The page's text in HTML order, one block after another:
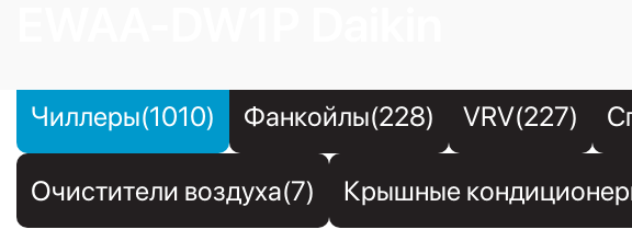
Чиллеры(1010) Фанкойлы(228) VRV(227)
Очистители воздуха(7) Крышные